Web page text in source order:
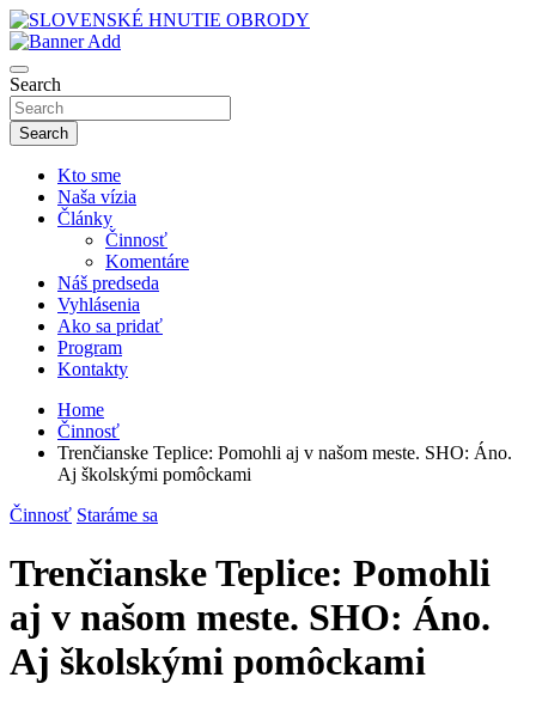
Skip
to
content
SLOVENSKÉ HNUTIE OBRODY
Search
Search
Kto sme
Naša vízia
Články
Činnosť
Komentáre
Náš predseda
Vyhlásenia
Ako sa pridať
Program
Kontakty
Home
Činnosť
Trenčianske Teplice: Pomohli aj v našom meste. SHO: Áno.
Aj školskými pomôckami
Činnosť Staráme sa
Trenčianske Teplice: Pomohli
aj v našom meste. SHO: Áno.
Aj školskými pomôckami